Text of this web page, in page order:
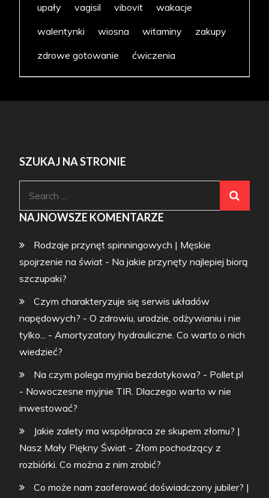
upały
vagisil vibovit
wakacje
walentynki
wiosna witaminy
zakupy
zdrowe gotowanie
ćwiczenia
SZUKAJ NA STRONIE
NAJNOWSZE KOMENTARZE
Rodzaje przynęt spinningowych | Męskie
spojrzenie na świat - Na jakie przynęty najlepiej biorą
szczupaki?
Czym charakteryzuje się serwis układów
napędowych? - O zdrowiu, urodzie, odżywianiu i nie
tylko...
- Amortyzatory hydrauliczne. Co warto o nich
wiedzieć?
Na czym polega myjnia bezdotykowa? - Pollet.pl
- Nowoczesne myjnie TIR. Dlaczego warto w nie
inwestować?
Jakie zalety ma współpraca ze skupem złomu? |
Nasz Mały Piękny Świat - Złom pochodzący z
rozbiórki. Co można z nim zrobić?
Co może nam zaoferować doświadczony jubiler? |